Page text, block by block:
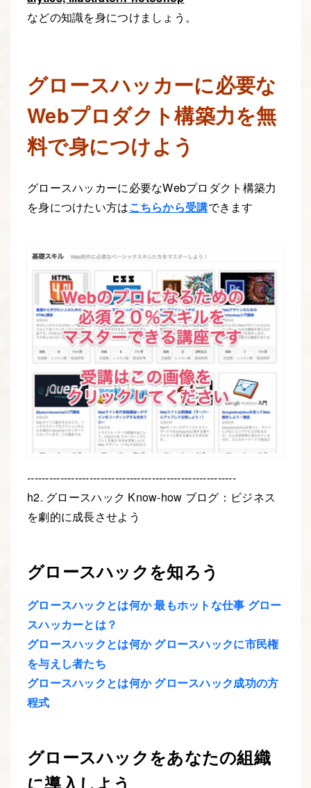
などの知識を身につけましょう。
グロースハッカーに必要な
Webプロダクト構築力を無
料で身につけよう
グロースハッカーに必要なWebプロダクト構築力
を身につけたい方はこちらから受講できます
---------------------------------------------------------
h2. グロースハック Know-how ブログ：ビジネス
を劇的に成長させよう
グロースハックを知ろう
グロースハックとは何か 最もホットな仕事 グロー
スハッカーとは？
グロースハックとは何か グロースハックに市民権
を与えし者たち
グロースハックとは何か グロースハック成功の方
程式
グロースハックをあなたの組織
に導入しよう